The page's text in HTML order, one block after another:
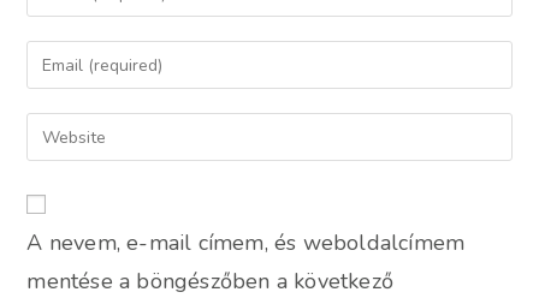
your
name
comment
Enter
your
email
address
Enter
your
URL
(optional)
A nevem, e-mail címem, és weboldalcímem
mentése a böngészőben a következő